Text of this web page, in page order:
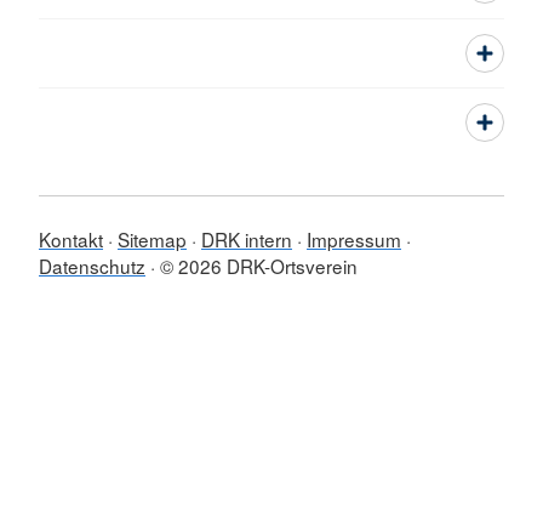
Kontakt Sitemap DRK intern
Impressum
Datenschutz © 2026 DRK-Ortsverein